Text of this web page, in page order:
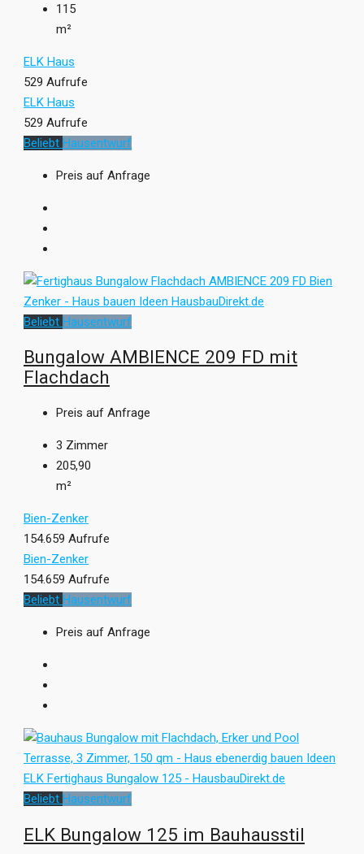
115
m²
ELK Haus
529 Aufrufe
ELK Haus
529 Aufrufe
Beliebt Hausentwurf
Preis auf Anfrage
Beliebt Hausentwurf
Bungalow AMBIENCE 209 FD mit
Flachdach
Preis auf Anfrage
3 Zimmer
205,90
m²
Bien-Zenker
154.659 Aufrufe
Bien-Zenker
154.659 Aufrufe
Beliebt Hausentwurf
Preis auf Anfrage
Beliebt Hausentwurf
ELK Bungalow 125 im Bauhausstil